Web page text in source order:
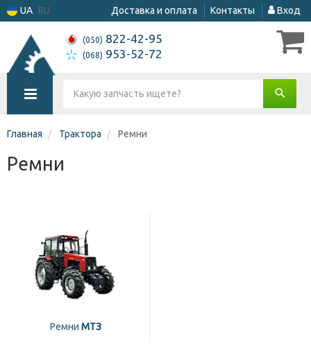
UA RU Доставка и оплата Контакты Вход
(050) 822-42-95
(068) 953-52-72
Главная Трактора Ремни
Ремни
Ремни МТЗ